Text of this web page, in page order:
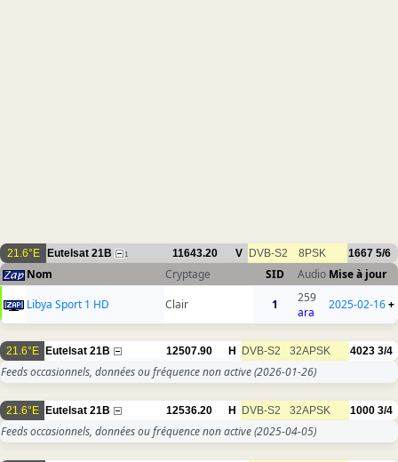
21.6°E Eutelsat 21B 1 11643.20 V DVB-S2 8PSK 1667 5/6
Nom Cryptage SID Audio Mise à jour
Libya Sport 1 HD
Clair 1
259
ara
2025-02-16+
21.6°E Eutelsat 21B 12507.90 H DVB-S2 32APSK 4023 3/4
Feeds occasionnels, données ou fréquence non active(2026-01-26)
21.6°E Eutelsat 21B 12536.20 H DVB-S2 32APSK 1000 3/4
Feeds occasionnels, données ou fréquence non active(2025-04-05)